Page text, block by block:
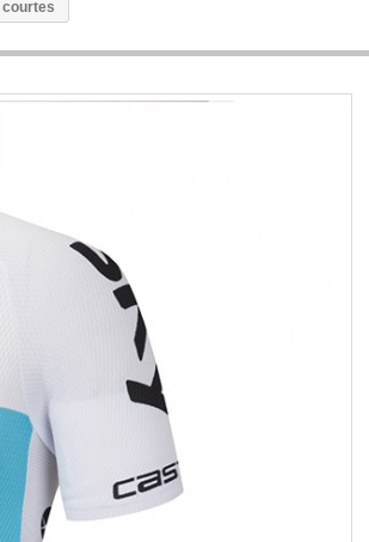
courtes